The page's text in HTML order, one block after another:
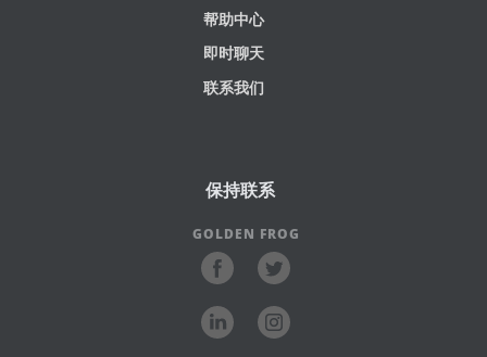
帮助中心
即时聊天
联系我们
保持联系
GOLDEN FROG